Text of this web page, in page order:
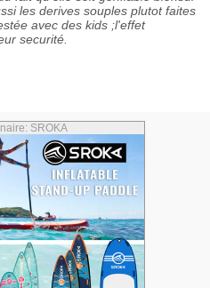
les derives souples plutot faites
avec des kids ;l'effet
securité.
SROKA